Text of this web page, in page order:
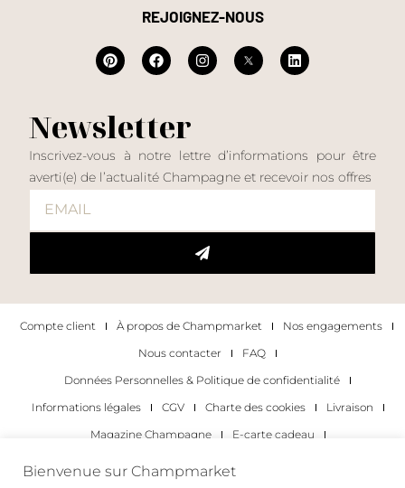
REJOIGNEZ-NOUS
Newsletter
Inscrivez-vous à notre lettre d’informations pour être
averti(e) de l’actualité Champagne et recevoir nos offres
Compte client À propos de Champmarket
Nos engagements
Nous contacter
FAQ
Données Personnelles & Politique de confidentialité
Informations légales
CGV Charte des cookies
Livraison
Magazine Champagne
E-carte cadeau
Bienvenue sur Champmarket